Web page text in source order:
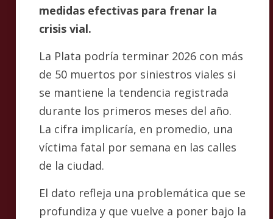
medidas efectivas para frenar la
crisis vial.
La Plata podría terminar 2026 con más
de 50 muertos por siniestros viales si
se mantiene la tendencia registrada
durante los primeros meses del año.
La cifra implicaría, en promedio, una
víctima fatal por semana en las calles
de la ciudad.
El dato refleja una problemática que se
profundiza y que vuelve a poner bajo la